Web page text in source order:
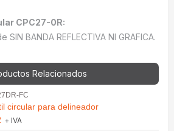
CPC27-0R:
BANDA REFLECTIVA NI GRAFICA.
Relacionados
FC
circular para delineador
+ IVA